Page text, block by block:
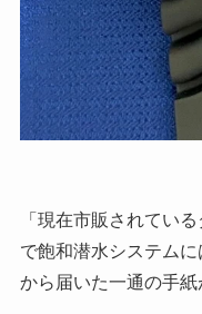
「現在市販されてい
で飽和潜水システム
から届いた一通の手紙